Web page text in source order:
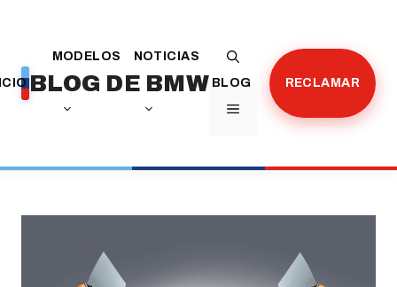
contenido
BLOG DE BMW
MENÚ
MODELOS
NOTICIAS
BLOG
RECLAMAR